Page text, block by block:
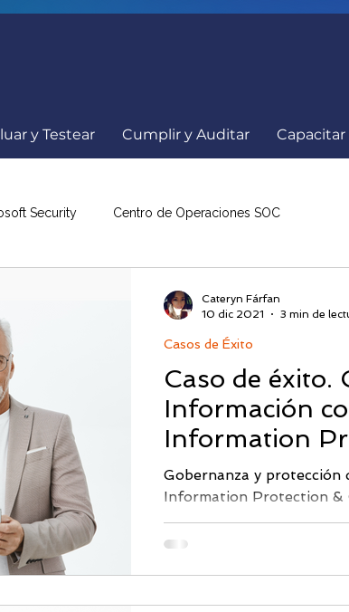
y Testear Cumplir y Auditar Capacitar
Security Centro de Operaciones SOC
DarkWeb Ciberseguridad & IA
AI Picus BAS CISO Proficio
Caso de éxito.
Información
Information
Gobernanza y
Information Protection &
Data Loss Prevention
Casos de Éxito
Cateryn Fárfan
10 dic 2021
3 min de